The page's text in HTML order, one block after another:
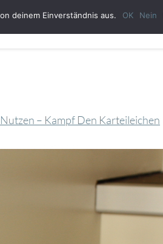
Ute Schmeiser Gast-Autor
– Kampf Den Karteileichen
deinem Einverständnis aus. OK Nein